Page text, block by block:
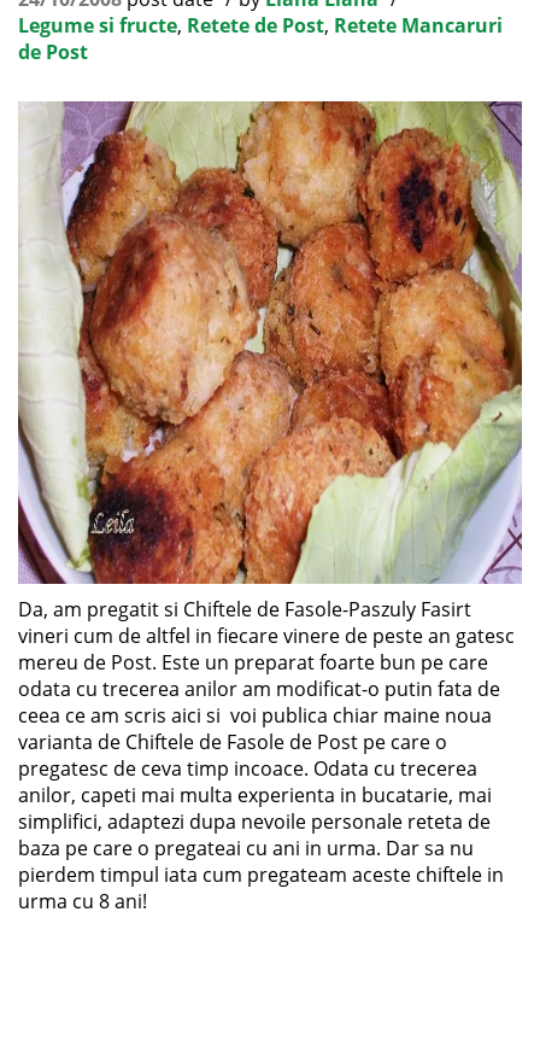
Legume si fructe, Retete de Post, Retete Mancaruri
de Post
Da, am pregatit si Chiftele de Fasole-Paszuly Fasirt
vineri cum de altfel in fiecare vinere de peste an gatesc
mereu de Post. Este un preparat foarte bun pe care
odata cu trecerea anilor am modificat-o putin fata de
ceea ce am scris aici si voi publica chiar maine noua
varianta de Chiftele de Fasole de Post pe care o
pregatesc de ceva timp incoace. Odata cu trecerea
anilor, capeti mai multa experienta in bucatarie, mai
simplifici, adaptezi dupa nevoile personale reteta de
baza pe care o pregateai cu ani in urma. Dar sa nu
pierdem timpul iata cum pregateam aceste chiftele in
urma cu 8 ani!